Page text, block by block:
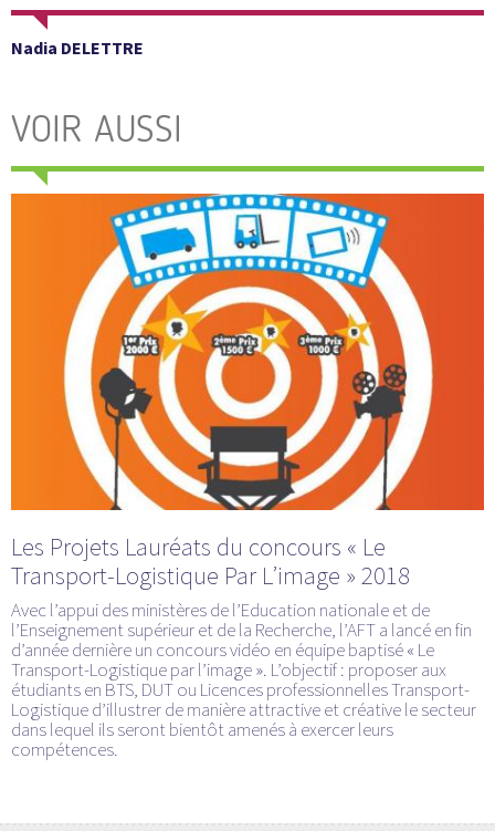
Nadia DELETTRE
VOIR AUSSI
Les Projets Lauréats du concours « Le
Transport-Logistique Par L’image » 2018
Avec l’appui des ministères de l’Education nationale et de
l’Enseignement supérieur et de la Recherche, l’AFT a lancé en fin
d’année dernière un concours vidéo en équipe baptisé « Le
Transport-Logistique par l’image ». L’objectif : proposer aux
étudiants en BTS, DUT ou Licences professionnelles Transport-
Logistique d’illustrer de manière attractive et créative le secteur
dans lequel ils seront bientôt amenés à exercer leurs
compétences.